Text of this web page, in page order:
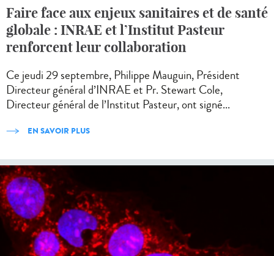
Faire face aux enjeux sanitaires et de santé
globale : INRAE et l’Institut Pasteur
renforcent leur collaboration
Ce jeudi 29 septembre, Philippe Mauguin, Président
Directeur général d’INRAE et Pr. Stewart Cole,
Directeur général de l’Institut Pasteur, ont signé...
EN SAVOIR PLUS